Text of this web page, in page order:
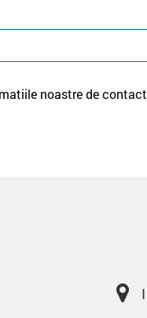
noastre de